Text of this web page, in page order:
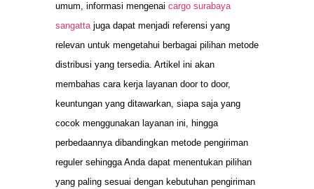
umum, informasi mengenai cargo surabaya
sangattajuga dapat menjadi referensi yang
relevan untuk mengetahui berbagai pilihan metode
distribusi yang tersedia. Artikel ini akan
membahas cara kerja layanan door to door,
keuntungan yang ditawarkan, siapa saja yang
cocok menggunakan layanan ini, hingga
perbedaannya dibandingkan metode pengiriman
reguler sehingga Anda dapat menentukan pilihan
yang paling sesuai dengan kebutuhan pengiriman